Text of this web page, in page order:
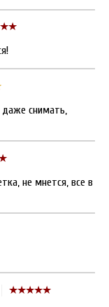
даже снимать,
не мнется, все в